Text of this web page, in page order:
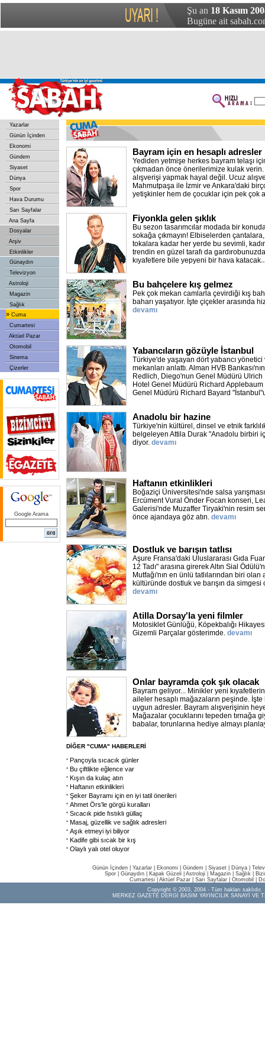
Şu an 18 Kasım
Bugüne ait
Yazarlar
Günün İçinden
Ekonomi
Gündem
Siyaset
Dünya
Spor
Hava Durumu
Sarı Sayfalar
Ana Sayfa
Dosyalar
Arşiv
Etkinlikler
Günaydın
Televizyon
Astroloji
Magazin
Sağlık
» Cuma
Cumartesi
Aktüel Pazar
Otomobil
Sinema
Çizerler
Google Arama
Bayram için en hesaplı adresler
Yediden yetmişe herkes bayram telaşı
çıkmadan önce önerilerimize kulak
alışverişi yapmak hayal değil. Ucuz
Mahmutpaşa ile İzmir ve Ankara'daki
yetişkinler hem de çocuklar için pek çok
Fiyonkla gelen şıklık
Bu sezon tasarımcılar modada bir
sokağa çıkmayın! Elbiselerden
tokalara kadar her yerde bu sevimli,
trendin en güzel tarafı da
kıyafetlere bile yepyeni bir hava katacak
Bu bahçelere kış gelmez
Pek çok mekan camlarla çevirdiği kış
baharı yaşatıyor. İşte çiçekler arasında
devamı
Yabancıların gözüyle İstanbul
Türkiye'de yaşayan dört yabancı
mekanları anlattı. Alman HVB
Redlich, Diego'nun Genel Müdürü Ulrich
Hotel Genel Müdürü Richard
Genel Müdürü Richard Bayard
Anadolu bir hazine
Türkiye'nin kültürel, dinsel ve etnik
belgeleyen Attila Durak "Anadolu birbiri
diyor. devamı
Haftanın etkinlikleri
Boğaziçi Üniversitesi'nde salsa
Ercüment Vural Önder Focan konseri,
Galerisi'nde Muzaffer Tiryaki'nin resim
önce ajandaya göz atın. devamı
Dostluk ve barışın tatlısı
Aşure Fransa'daki Uluslararası Gıda
12 Tadı" arasına girerek Altın Sial
Mutfağı'nın en ünlü tatlılarından biri
kültüründe dostluk ve barışın da
devamı
Atilla Dorsay'la yeni filmler
Motosiklet Günlüğü, Köpekbalığı
Gizemli Parçalar gösterimde. devamı
Onlar bayramda çok şık olacak
Bayram geliyor... Minikler yeni
aileler hesaplı mağazaların peşinde.
uygun adresler. Bayram alışverişinin
Mağazalar çocuklarını tepeden tırnağa
babalar, torunlarına hediye almayı
DİĞER "CUMA" HABERLERİ
Pançoyla sıcacık günler
Bu çiftlikte eğlence var
Kışın da kulaç atın
Haftanın etkinlikleri
Şeker Bayramı için en iyi tatil önerileri
Ahmet Örs'le görgü kuralları
Sıcacık pide fıstıklı güllaç
Masaj, güzellik ve sağlık adresleri
Aşık etmeyi iyi biliyor
Kadife gibi sıcak bir kış
Olaylı yalı otel oluyor
Günün İçinden Yazarlar Ekonomi Gündem Siyaset Dünya |
Spor
Günaydın Kapak Güzeli Astroloji Magazin Sağlık
Cumartesi| Aktüel Pazar| Sarı Sayfalar| Otomobil
Copyright © 2003, 2004 - Tüm hakları saklıdır.
MERKEZ GAZETE DERGİ BASIM YAYINCILIK SANAYİ VE